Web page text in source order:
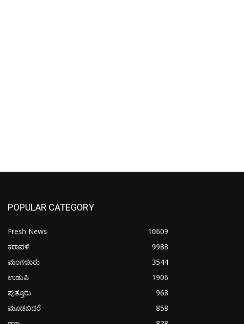
POPULAR CATEGORY
Fresh News
10609
ಕರಾವಳಿ
9988
ಮಂಗಳೂರು
3544
ಉಡುಪಿ
1906
ಪುತ್ತೂರು
968
ಮೂಡಬಿದರೆ
858